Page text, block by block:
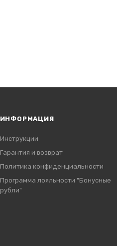
ИНФОРМАЦИЯ
Инструкции
Гарантия и возврат
Политика конфиденциальности
Программа лояльности "Бонусные
рубли"